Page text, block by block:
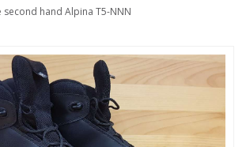
hand Alpina T5-NNN